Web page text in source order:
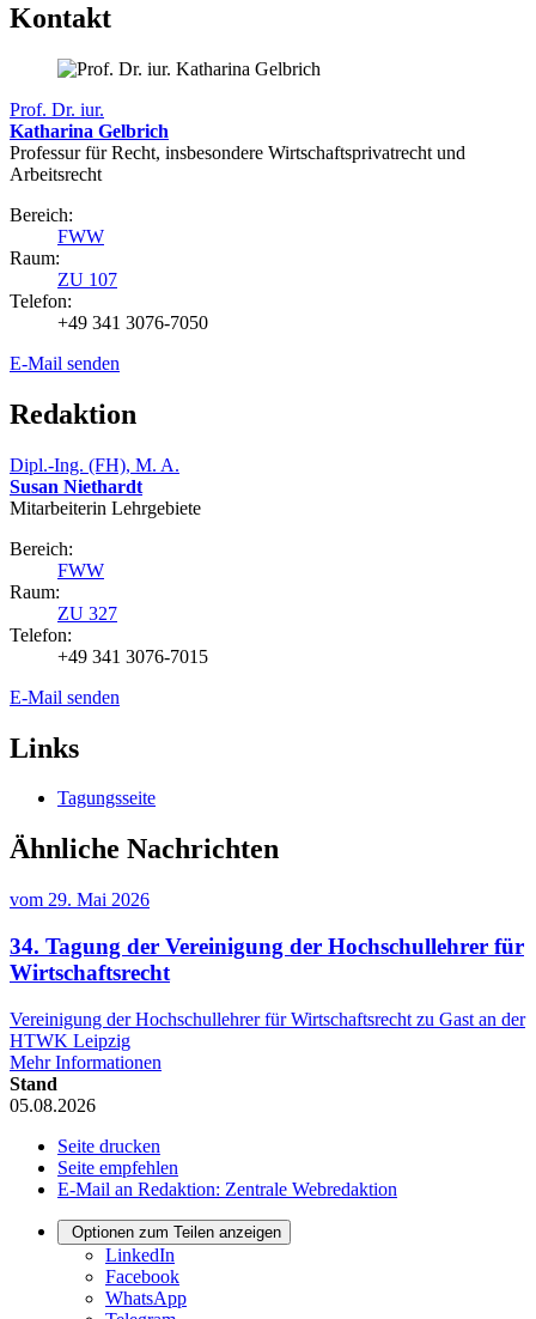
Kontakt
Prof. Dr. iur.
Katharina Gelbrich
Professur für Recht, insbesondere Wirtschaftsprivatrecht und
Arbeitsrecht
Bereich:
FWW
Raum:
ZU 107
Telefon:
+49 341 3076-7050
E-Mail senden
Redaktion
Dipl.-Ing. (FH), M. A.
Susan Niethardt
Mitarbeiterin Lehrgebiete
Bereich:
FWW
Raum:
ZU 327
Telefon:
+49 341 3076-7015
E-Mail senden
Links
Tagungsseite
Ähnliche Nachrichten
vom 29. Mai 2026
34. Tagung der Vereinigung der Hochschullehrer für
Wirtschaftsrecht
Vereinigung der Hochschullehrer für Wirtschaftsrecht zu Gast an der
HTWK Leipzig
Mehr Informationen
Stand
05.08.2026
Seite drucken
Seite empfehlen
E-Mail an Redaktion: Zentrale Webredaktion
Optionen zum Teilen anzeigen
LinkedIn
Facebook
WhatsApp